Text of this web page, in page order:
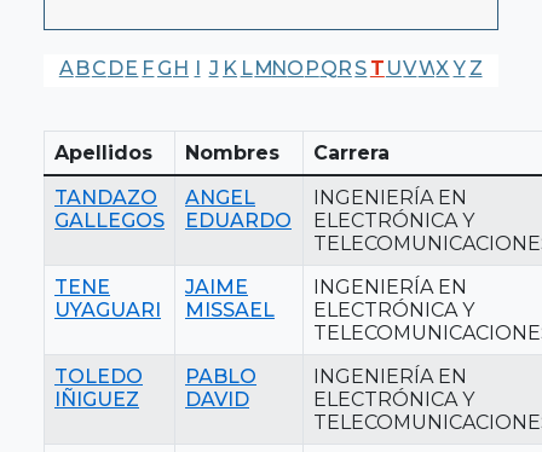
A BC DE F G H I J K LMNO PQR S T UVWX Y Z
Apellidos Nombres
Carrera
TANDAZO
GALLEGOS
ANGEL
EDUARDO
INGENIERÍA EN
ELECTRÓNICA Y
TENE
UYAGUARI
JAIME
MISSAEL
INGENIERÍA EN
ELECTRÓNICA Y
TOLEDO
IÑIGUEZ
PABLO
DAVID
INGENIERÍA EN
ELECTRÓNICA Y